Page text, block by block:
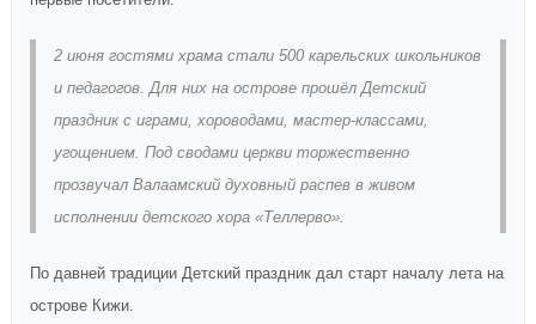
2 июня гостями храма стали 500 карельских школьников
и педагогов. Для них на острове прошёл Детский
праздник с играми, хороводами, мастер-классами,
угощением. Под сводами церкви торжественно
прозвучал Валаамский духовный распев в живом
исполнении детского хора «Теллерво».
По давней традиции Детский праздник дал старт началу лета на
острове Кижи.